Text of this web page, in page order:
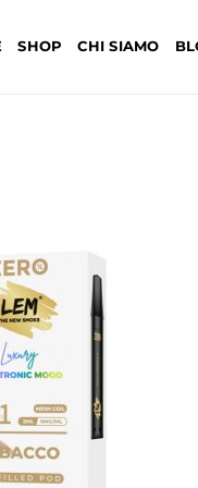
SHOP CHI SIAMO